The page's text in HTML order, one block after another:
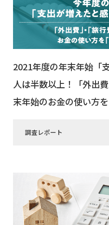
2021年度の年末年始「
人は半数以上！「外出
末年始のお金の使い方
調査レポート